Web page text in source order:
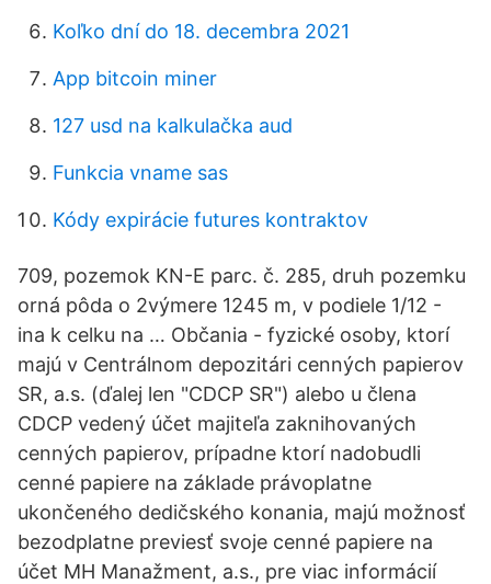
Koľko dní do 18. decembra 2021
App bitcoin miner
127 usd na kalkulačka aud
Funkcia vname sas
Kódy expirácie futures kontraktov
709, pozemok KN-E parc. č. 285, druh pozemku
orná pôda o 2výmere 1245 m, v podiele 1/12 -
ina k celku na … Občania - fyzické osoby, ktorí
majú v Centrálnom depozitári cenných papierov
SR, a.s. (ďalej len "CDCP SR") alebo u člena
CDCP vedený účet majiteľa zaknihovaných
cenných papierov, prípadne ktorí nadobudli
cenné papiere na základe právoplatne
ukončeného dedičského konania, majú možnosť
bezodplatne previesť svoje cenné papiere na
účet MH Manažment, a.s., pre viac informácií